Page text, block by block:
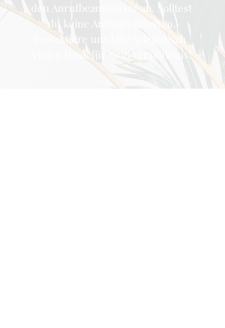
den Anrufbeantworter an. Solltest
du keine Antwort erhalten,
kontaktiere uns bitte telefonisch.
Vielen Dank für dein Verständnis!